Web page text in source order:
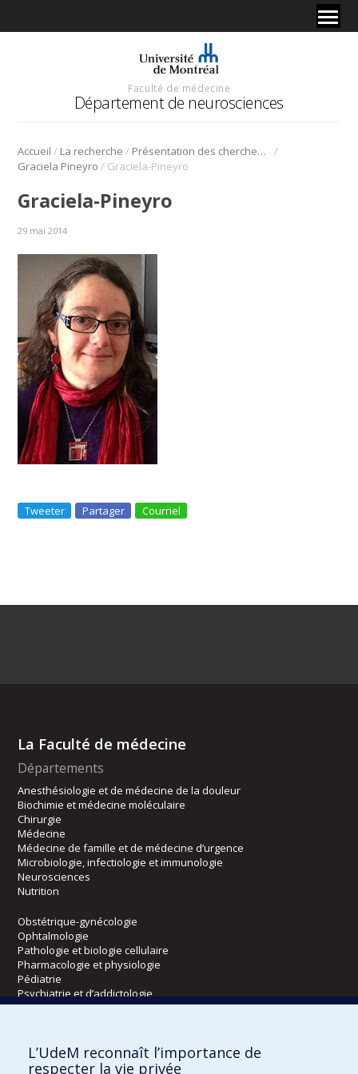
Faculté de médecine
Département de neurosciences
Accueil / La recherche / Présentation des chercheurs et de leur discipline
/
Graciela Pineyro / Graciela-Pineyro
Graciela-Pineyro
29 mai 2014
Tweeter Partager Courriel
La Faculté de médecine
Départements
Anesthésiologie et de médecine de la douleur
Biochimie et médecine moléculaire
Chirurgie
Médecine
Médecine de famille et de médecine d’urgence
Microbiologie, infectiologie et immunologie
Neurosciences
Nutrition
Obstétrique-gynécologie
Ophtalmologie
Pathologie et biologie cellulaire
Pharmacologie et physiologie
Pédiatrie
Psychiatrie et d’addictologie
Radiologie, radio-oncologie et médecine nucléaire
Écoles
L’UdeM reconnaît l’importance de
respecter la vie privée